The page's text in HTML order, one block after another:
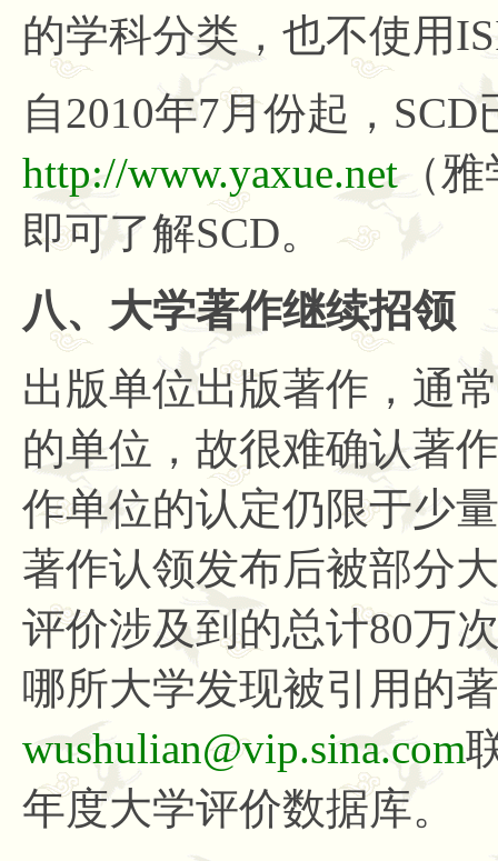
的学科分类，也不使用
自2010年7月份起，
http://www.yaxue.net （
即可了解SCD。
八、大学著作继续招领
出版单位出版著作，通
的单位，故很难确认著
作单位的认定仍限于少
著作认领发布后被部分
评价涉及到的总计80万
哪所大学发现被引用的
wushulian@vip.sina.com
年度大学评价数据库。